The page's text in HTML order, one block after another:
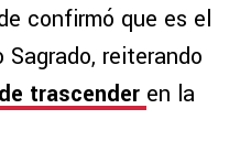
confirmó que es el
reiterando
trascender en la